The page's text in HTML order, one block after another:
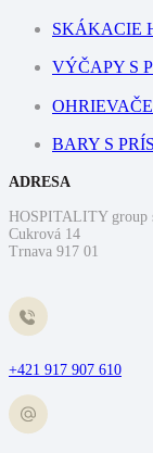
SKÁKACIE
VÝČAPY S
BARY S
ADRESA
HOSPITALITY group
Cukrová 14
Trnava 917 01
+421 917 907 610